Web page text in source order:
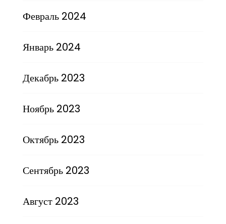
Февраль 2024
Январь 2024
Декабрь 2023
Ноябрь 2023
Октябрь 2023
Сентябрь 2023
Август 2023